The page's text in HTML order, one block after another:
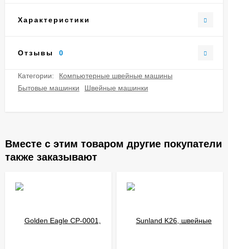
Характеристики
Отзывы 0
Категории:
Компьютерные швейные машины
Бытовые машинки
Швейные машинки
Вместе с этим товаром другие покупатели
также заказывают